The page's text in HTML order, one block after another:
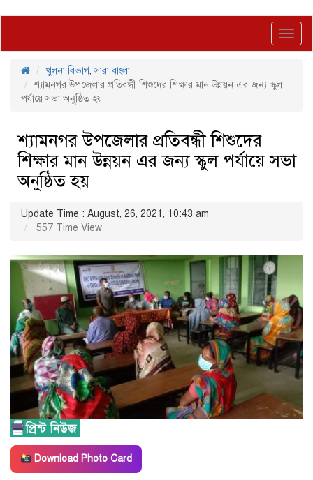
খুলনা বিভাগ,সারা বাংলা
শ্যামনগর উপজেলার প্রতিবন্ধী শিশুদের শিক্ষার মান উন্নয়ন এর জন্য স্কুল
পর্যায়ে সভা অনুষ্ঠিত হয়
শ্যামনগর উপজেলার প্রতিবন্ধী শিশুদের
শিক্ষার মান উন্নয়ন এর জন্য স্কুল পর্যায়ে সভা
অনুষ্ঠিত হয়
Update Time : August, 26, 2021, 10:43 am
557 Time View
Download Photo Card